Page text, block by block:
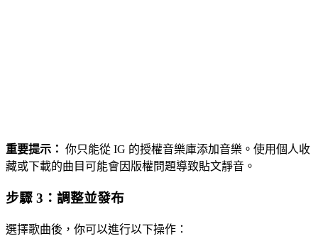
重要提示： 你只能從 IG 的授權音樂庫添加音樂。使用個人收
藏或下載的曲目可能會因版權問題導致貼文靜音。
步驟 3：調整並發布
選擇歌曲後，你可以進行以下操作：